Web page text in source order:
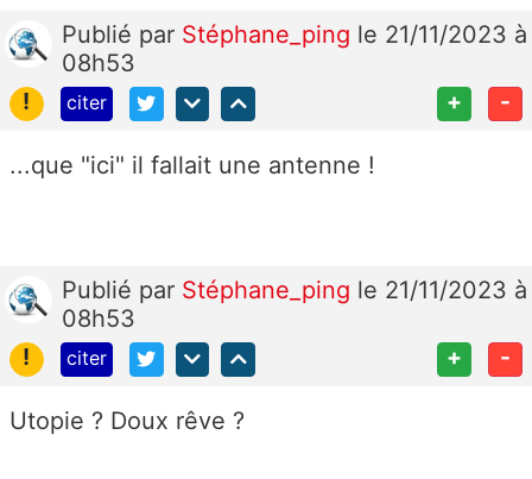
Publié par Stéphane_ping le 21/11/2023 à
08h53
!
citer + -
...que "ici" il fallait une antenne !
Publié par Stéphane_ping le 21/11/2023 à
08h53
!
citer + -
Utopie ? Doux rêve ?